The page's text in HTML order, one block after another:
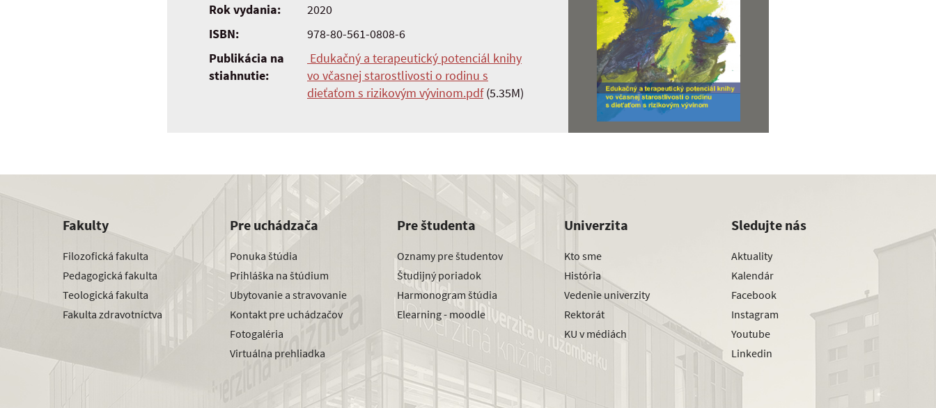
Rok vydania:
2020
ISBN:
978-80-561-0808-6
Publikácia na
stiahnutie:
Edukačný a terapeutický potenciál knihy
vo včasnej starostlivosti o rodinu s
dieťaťom s rizikovým vývinom.pdf(5.35M)
Fakulty
Filozofická fakulta
Pedagogická fakulta
Teologická fakulta
Fakulta zdravotníctva
Pre uchádzača
Ponuka štúdia
Prihláška na štúdium
Ubytovanie a stravovanie
Kontakt pre uchádzačov
Fotogaléria
Virtuálna prehliadka
Pre študenta
Oznamy pre študentov
Študijný poriadok
Harmonogram štúdia
Elearning - moodle
Univerzita
Kto sme
História
Vedenie univerzity
Rektorát
KU v médiách
Sledujte nás
Aktuality
Kalendár
Facebook
Instagram
Youtube
Linkedin